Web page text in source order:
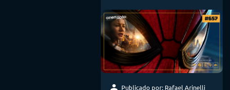
Publicado por: Rafael Arinelli